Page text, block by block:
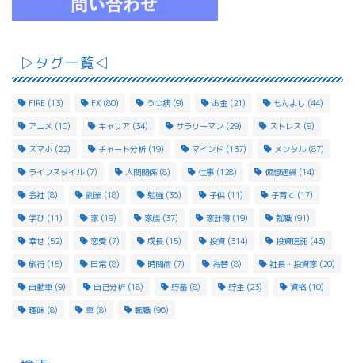
▷タグ一覧◁
FIRE (13) FX (80) うつ病 (9) お金 (21) もんよし (44)
アニメ (10) キャリア (34) サラリーマン (29) ストレス (9)
スマホ (22) チャート分析 (19) マインド (137) メンタル(87)
ライフスタイル(7) 人間関係 (8) 仕事 (128) 仮想通貨 (14)
会社 (8) 副業 (18) 勉強(36) 子供 (11) 子育て (17)
学び (11) 家 (19) 家族 (37) 家計簿 (19) 就職 (91)
幸せ (52) 恋愛 (7) 成長 (15) 投資 (314) 投資信託 (43)
旅行(15) 日常(8) 時間術 (7) 為替 (8) 社長・投資家 (20)
自動車 (9) 自己分析 (18) 貯蓄 (8) 貯金 (23) 資格(10)
趣味 (8) 車 (8) 転職 (96)